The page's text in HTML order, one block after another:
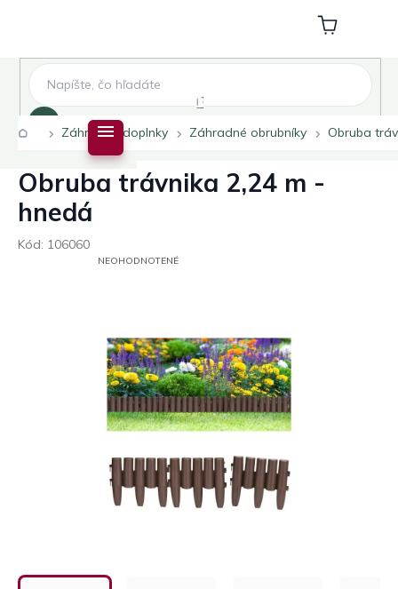
Nákupný
košík
DomovZáhradné doplnky Záhradné obrubníky Obruba
Obruba trávnika 2,24 m -
hnedá
Kód: 106060
PRIEMERNÉ
HVIEZDIČIEK.
NEOHODNOTENÉ